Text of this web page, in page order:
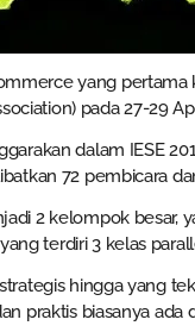
yang
pada 27-29
dalam IESE
72 pembicara
2 kelompok besar,
terdiri 3 kelas
hingga yang
praktis biasanya ada